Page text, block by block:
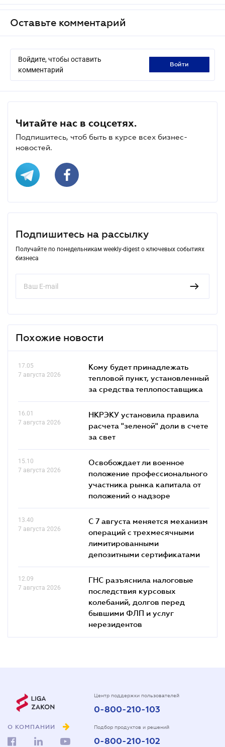
Оставьте комментарий
Войдите, чтобы оставить
комментарий
войти
Читайте нас в соцсетях.
Подпишитесь, чтоб быть в курсе всех бизнес-
новостей.
Подпишитесь на рассылку
Получайте по понедельникам weekly-digest о ключевых событиях
бизнеса
Похожие новости
17.05
7 августа 2026
Кому будет принадлежать
тепловой пункт, установленный
за средства теплопоставщика
16.01
7 августа 2026
НКРЭКУ установила правила
расчета "зеленой" доли в счете
за свет
15.10
7 августа 2026
Освобождает ли военное
положение профессионального
участника рынка капитала от
положений о надзоре
13.40
7 августа 2026
С 7 августа меняется механизм
операций с трехмесячными
лимитированными
депозитными сертификатами
12.09
7 августа 2026
ГНС разъяснила налоговые
последствия курсовых
колебаний, долгов перед
бывшими ФЛП и услуг
нерезидентов
О КОМПАНИИ
Центр поддержки пользователей
0-800-210-103
Подбор продуктов и решений
0-800-210-102